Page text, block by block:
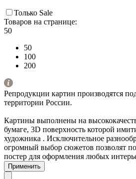
Только Sale
Товаров на странице:
50
50
100
200
Репродукции картин производятся
территории России.
Картины выполнены на
бумаге, 3D поверхность которой
художника . Исключительное
огромный выбор сюжетов позволят
постер для оформления любых